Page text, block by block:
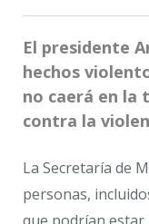
El presidente
hechos
no caerá en la
contra la
La Secretaría de
personas,